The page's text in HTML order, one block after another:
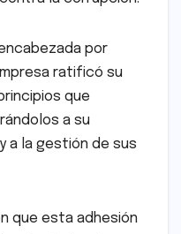
por
ratificó su
que
a su
a la gestión de sus
que esta adhesión